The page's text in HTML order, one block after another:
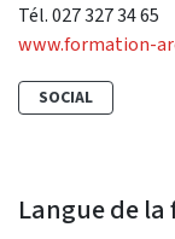
Tél. 027 327 34 65
www.formation-
SOCIAL
Langue de